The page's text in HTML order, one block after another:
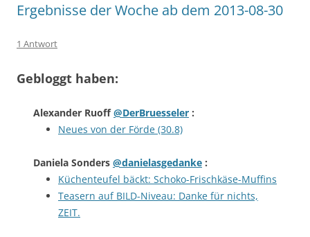
Ergebnisse der Woche ab dem 2013-08-30
1 Antwort
Gebloggt haben:
Alexander Ruoff@DerBruesseler :
Neues von der Förde (30.8)
Daniela Sonders @danielasgedanke :
Küchenteufel bäckt: Schoko-Frischkäse-Muffins
Teasern auf BILD-Niveau: Danke für nichts,
ZEIT.